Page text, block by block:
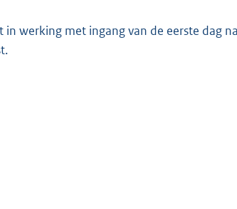
werking met ingang van de eerste dag